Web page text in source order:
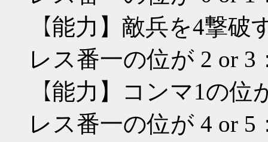
【能力】敵兵を4撃破
レス番一の位が 2 or
【能力】コンマ1の
レス番一の位が 4